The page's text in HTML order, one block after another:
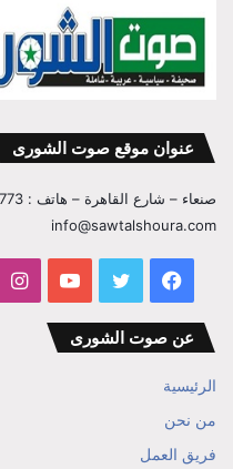
عنوان موقع صوت الشورى
info@sawtalshoura.com
فيسبوك تويتر يوتيوب
عن صوت الشورى
الرئيسية
من نحن
فريق العمل